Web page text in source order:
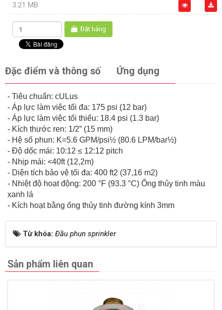
3.21 MB
Đặt hàng
Đặc điểm và thông số Ứng dụng
- Tiêu chuẩn: cULus
- Áp lực làm việc tối đa: 175 psi (12 bar)
- Áp lực làm việc tối thiểu: 18.4 psi (1.3 bar)
- Kích thước ren: 1/2” (15 mm)
- Hệ số phun: K=5.6 GPM/psi½ (80.6 LPM/bar½)
- Độ dốc mái: 10:12 ≤ 12:12 pitch
- Nhịp mái: <40ft (12,2m)
- Diện tích bảo vệ tối đa: 400 ft2 (37,16 m2)
- Nhiệt độ hoạt động: 200 °F (93.3 °C) Ống thủy tinh màu
xanh lá
- Kích hoạt bằng ống thủy tinh đường kính 3mm
Từ khóa: Đầu phun sprinkler
Sản phẩm liên quan